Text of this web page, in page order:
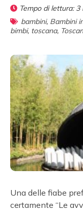
Tempo di lettura: 3
bambini, Bambini
bimbi, toscana,
Una delle fiabe
certamente “Le